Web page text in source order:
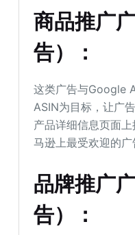
商品推广
告）：
这类广告与Google
ASIN为目标，让广
产品详细信息页面
马逊上最受欢迎的广
品牌推广
告）：